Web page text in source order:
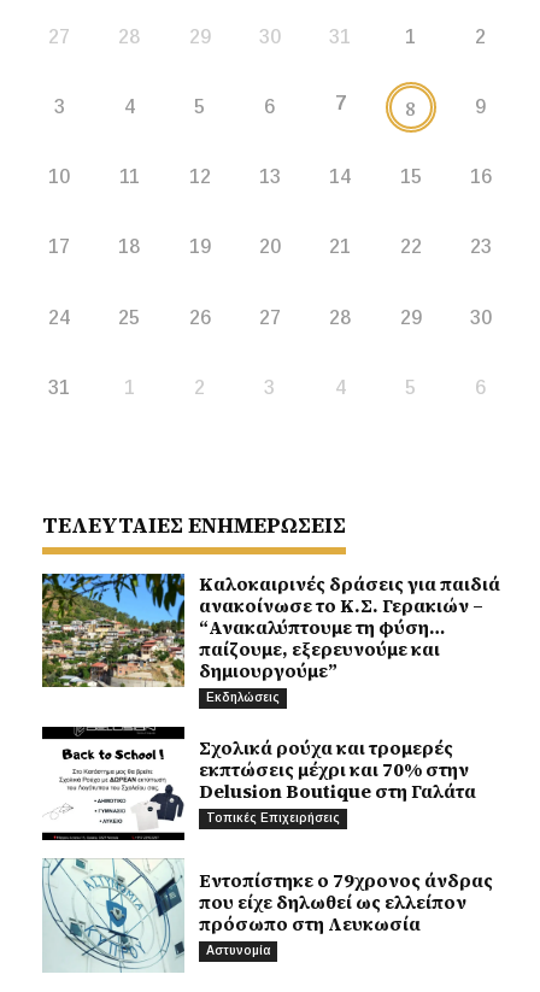
27 28 29 30 31 1 2
3 4 5 6 7 8 9
10 11 12 13 14 15 16
17 18 19 20 21 22 23
24 25 26 27 28 29 30
31 1 2 3 4 5 6
ΤΕΛΕΥΤΑΙΕΣ ΕΝΗΜΕΡΩΣΕΙΣ
Καλοκαιρινές δράσεις για παιδιά
ανακοίνωσε το Κ.Σ. Γερακιών –
“Ανακαλύπτουμε τη φύση…
παίζουμε, εξερευνούμε και
δημιουργούμε”
Εκδηλώσεις
Σχολικά ρούχα και τρομερές
εκπτώσεις μέχρι και 70% στην
Delusion Boutique στη Γαλάτα
Τοπικές Επιχειρήσεις
Εντοπίστηκε ο 79χρονος άνδρας
που είχε δηλωθεί ως ελλείπον
πρόσωπο στη Λευκωσία
Αστυνομία